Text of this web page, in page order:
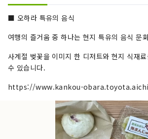
■ 오하라 특유의 음식
여행의 즐거움 중 하나는 현지 특유의 음식 문
사계절 벚꽃을 이미지 한 디저트와 현지 식재
수 있습니다.
https://www.kankou-